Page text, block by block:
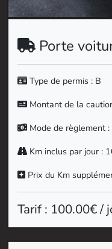
Porte
Type de permis : B
Montant de la
Mode de règlement :
Km inclus par jour :
Prix du Km
Tarif : 100.00€ /